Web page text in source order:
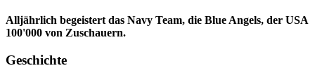
Alljährlich begeistert das Navy Team, die Blue Angels, der USA
100'000 von Zuschauern.
Geschichte